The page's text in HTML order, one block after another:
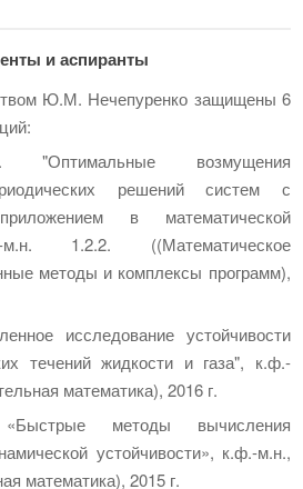
и аспиранты
Ю.М. Нечепуренко защищены 6
"Оптимальные возмущения
решений систем с
в математической
м.н. 1.2.2. ((Математическое
методы и комплексы программ),
исследование устойчивости
течений жидкости и газа", к.ф.-
математика), 2016 г.
методы вычисления
устойчивости», к.ф.-м.н.,
математика), 2015 г.